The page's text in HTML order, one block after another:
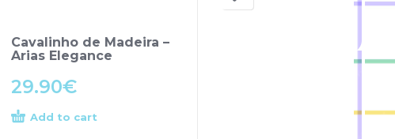
Cavalinho de Madeira –
Arias Elegance
29.90€
Add to cart
Toucador De Beleza –